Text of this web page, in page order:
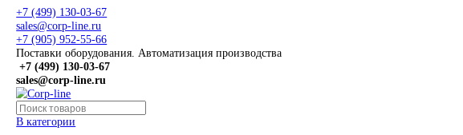
+7 (499) 130-03-67
sales@corp-line.ru
+7 (905) 952-55-66
Поставки оборудования. Автоматизация производства
+7 (499)130-03-67
sales@corp-line.ru